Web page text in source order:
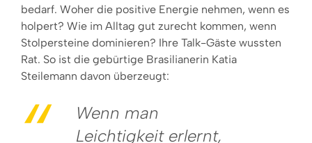
bedarf. Woher die positive Energie nehmen, wenn es
holpert? Wie im Alltag gut zurecht kommen, wenn
Stolpersteine dominieren? Ihre Talk-Gäste wussten
Rat. So ist die gebürtige Brasilianerin Katia
Steilemann davon überzeugt:
Wenn man
Leichtigkeit erlernt,